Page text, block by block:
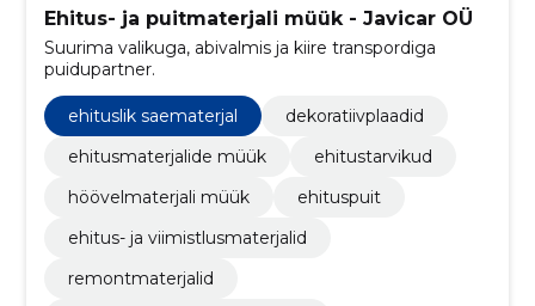
Ehitus- ja puitmaterjali müük - Javicar OÜ
Suurima valikuga, abivalmis ja kiire transpordiga
puidupartner.
ehituslik saematerjal
dekoratiivplaadid
ehitusmaterjalide müük
ehitustarvikud
höövelmaterjali müük
ehituspuit
ehitus- ja viimistlusmaterjalid
remontmaterjalid